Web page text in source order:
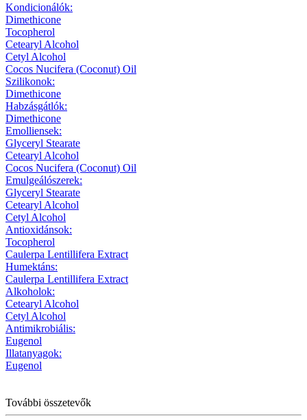
Kondicionálók:
Dimethicone
Tocopherol
Cetearyl Alcohol
Cetyl Alcohol
Cocos Nucifera (Coconut) Oil
Szilikonok:
Dimethicone
Habzásgátlók:
Dimethicone
Emolliensek:
Glyceryl Stearate
Cetearyl Alcohol
Cocos Nucifera (Coconut) Oil
Emulgeálószerek:
Glyceryl Stearate
Cetearyl Alcohol
Cetyl Alcohol
Antioxidánsok:
Tocopherol
Caulerpa Lentillifera Extract
Humektáns:
Caulerpa Lentillifera Extract
Alkoholok:
Cetearyl Alcohol
Cetyl Alcohol
Antimikrobiális:
Eugenol
Illatanyagok:
Eugenol
További összetevők